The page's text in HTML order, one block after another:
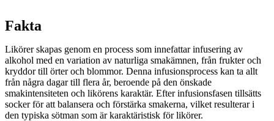
Fakta
Likörer skapas genom en process som innefattar infusering av
alkohol med en variation av naturliga smakämnen, från frukter och
kryddor till örter och blommor. Denna infusionsprocess kan ta allt
från några dagar till flera år, beroende på den önskade
smakintensiteten och likörens karaktär. Efter infusionsfasen tillsätts
socker för att balansera och förstärka smakerna, vilket resulterar i
den typiska sötman som är karaktäristisk för likörer.